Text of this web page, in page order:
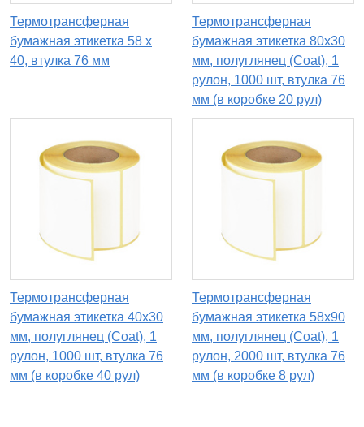
Термотрансферная
бумажная этикетка 58 х
40, втулка 76 мм
Термотрансферная
бумажная этикетка 80х30
мм, полуглянец (Coat), 1
рулон, 1000 шт, втулка 76
мм (в коробке 20 рул)
Термотрансферная
бумажная этикетка 40х30
мм, полуглянец (Coat), 1
рулон, 1000 шт, втулка 76
мм (в коробке 40 рул)
Термотрансферная
бумажная этикетка 58х90
мм, полуглянец (Coat), 1
рулон, 2000 шт, втулка 76
мм (в коробке 8 рул)